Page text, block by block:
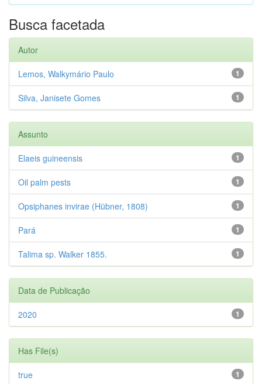
Busca facetada
Autor
1
Lemos, Walkymário Paulo
1
Silva, Janisete Gomes
Assunto
1
Elaeis guineensis
1
Oil palm pests
1
Opsiphanes invirae (Hübner, 1808)
1
Pará
1
Talima sp. Walker 1855.
Data de Publicação
1
2020
Has File(s)
1
true